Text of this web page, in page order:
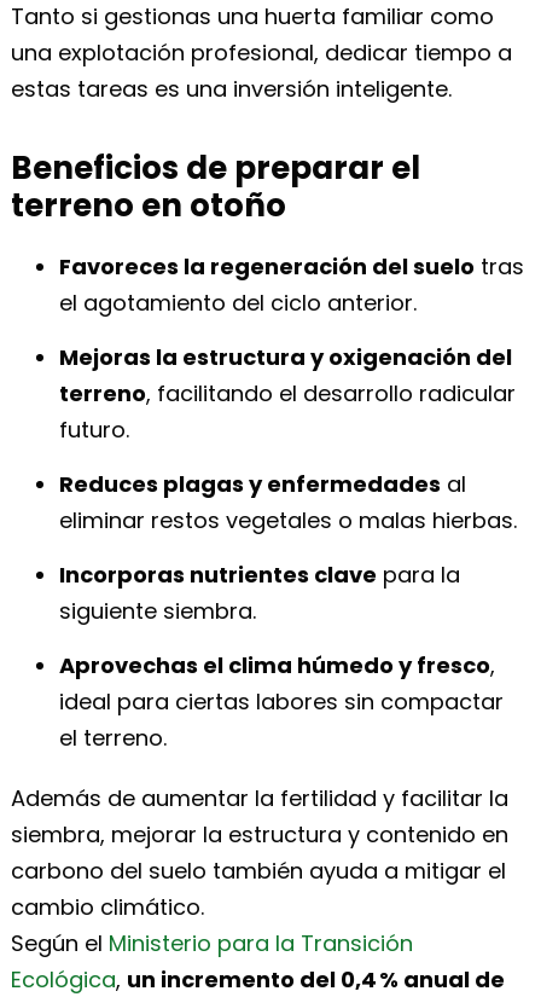
Tanto si gestionas una huerta familiar como
una explotación profesional, dedicar tiempo a
estas tareas es una inversión inteligente.
Beneficios de preparar el
terreno en otoño
Favoreces la regeneración del suelo tras
el agotamiento del ciclo anterior.
Mejoras la estructura y oxigenación del
terreno, facilitando el desarrollo radicular
futuro.
Reduces plagas y enfermedades al
eliminar restos vegetales o malas hierbas.
Incorporas nutrientes clave para la
siguiente siembra.
Aprovechas el clima húmedo y fresco,
ideal para ciertas labores sin compactar
el terreno.
Además de aumentar la fertilidad y facilitar la
siembra, mejorar la estructura y contenido en
carbono del suelo también ayuda a mitigar el
cambio climático.
Según el Ministerio para la Transición
Ecológica, un incremento del 0,4 % anual de